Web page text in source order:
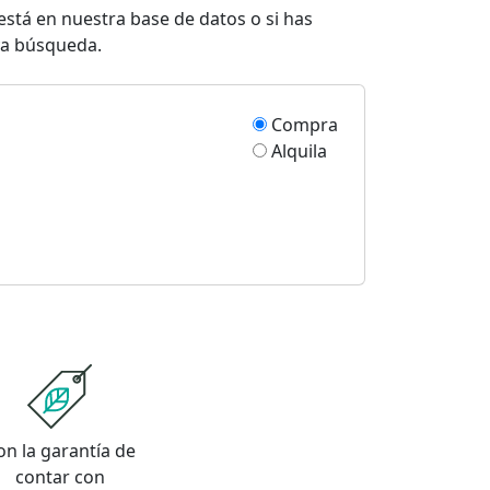
en nuestra base de datos o si has
búsqueda.
Compra
Alquila
la garantía de
contar con